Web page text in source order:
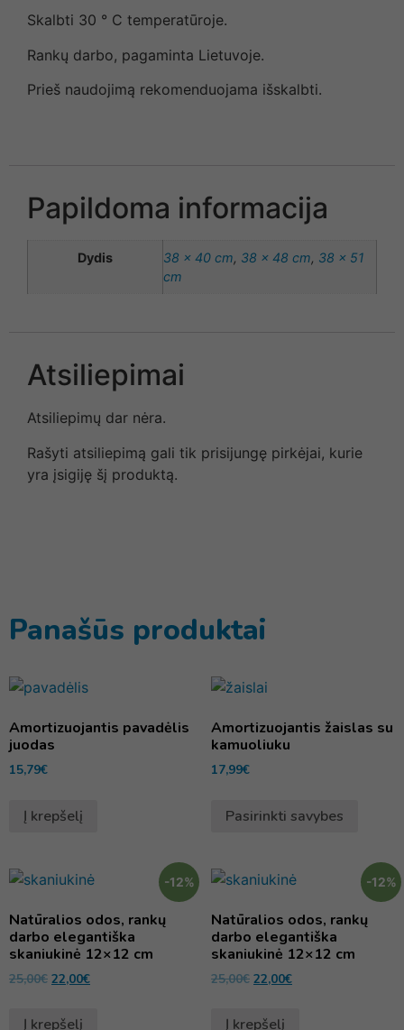
Skalbti 30 ° C temperatūroje.
Rankų darbo, pagaminta Lietuvoje.
Prieš naudojimą rekomenduojama išskalbti.
Papildoma informacija
Dydis 38 x 40 cm, 38 x 48 cm, 38 x 51
cm
Atsiliepimai
Atsiliepimų dar nėra.
Rašyti atsiliepimą gali tik prisijungę pirkėjai, kurie
yra įsigiję šį produktą.
Panašūs produktai
Amortizuojantis pavadėlis
juodas
15,79€
Į krepšelį
Amortizuojantis žaislas su
kamuoliuku
17,99€
Pasirinkti savybes
-12%
Natūralios odos, rankų
darbo elegantiška
skaniukinė 12×12 cm
25,00€ 22,00€
Į krepšelį
-12%
Natūralios odos, rankų
darbo elegantiška
skaniukinė 12×12 cm
25,00€ 22,00€
Į krepšelį